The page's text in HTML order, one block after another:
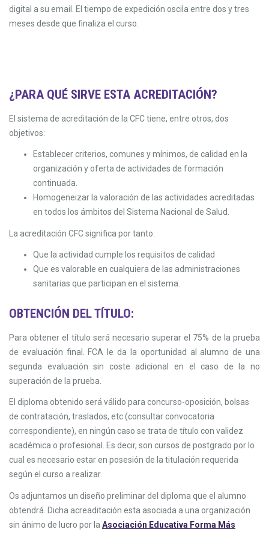
digital a su email. El tiempo de expedición oscila entre dos y tres
meses desde que finaliza el curso.
¿PARA QUÉ SIRVE ESTA ACREDITACIÓN?
El sistema de acreditación de la CFC tiene, entre otros, dos
objetivos:
Establecer criterios, comunes y mínimos, de calidad en la
organización y oferta de actividades de formación
continuada.
Homogeneizar la valoración de las actividades acreditadas
en todos los ámbitos del Sistema Nacional de Salud.
La acreditación CFC significa por tanto:
Que la actividad cumple los requisitos de calidad
Que es valorable en cualquiera de las administraciones
sanitarias que participan en el sistema.
OBTENCIÓN DEL TÍTULO:
Para obtener el título será necesario superar el 75% de la prueba
de evaluación final. FCA le da la oportunidad al alumno de una
segunda evaluación sin coste adicional en el caso de la no
superación de la prueba.
El diploma obtenido será válido para concurso-oposición, bolsas
de contratación, traslados, etc (consultar convocatoria
correspondiente), en ningún caso se trata de título con validez
académica o profesional. Es decir, son cursos de postgrado por lo
cual es necesario estar en posesión de la titulación requerida
según el curso a realizar.
Os adjuntamos un diseño preliminar del diploma que el alumno
obtendrá. Dicha acreaditación esta asociada a una organización
sin ánimo de lucro por la Asociación Educativa Forma Más